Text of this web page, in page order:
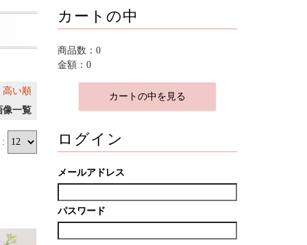
高い順
像一覧
:
カートの中
商品数：0
金額：0
カートの中を見る
ログイン
メールアドレス
パスワード